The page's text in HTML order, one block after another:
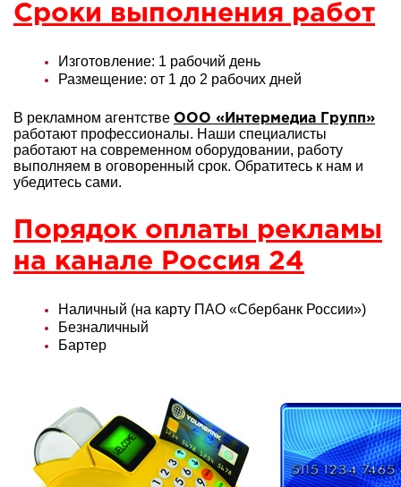
Сроки выполнения работ
Изготовление: 1 рабочий день
Размещение: от 1 до 2 рабочих дней
В рекламном агентстве ООО «Интермедиа Групп»
работают профессионалы. Наши специалисты
работают на современном оборудовании, работу
выполняем в оговоренный срок. Обратитесь к нам и
убедитесь сами.
Порядок оплаты рекламы
на канале Россия 24
Наличный (на карту ПАО «Сбербанк России»)
Безналичный
Бартер